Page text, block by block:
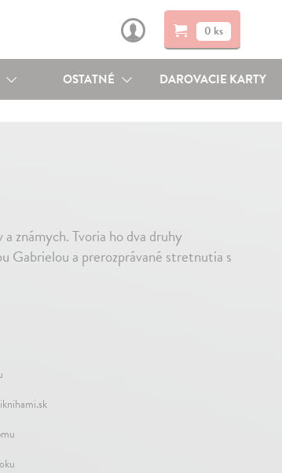
0 ks
OSTATNÉ DAROVACIE KARTY
známych. Tvoria ho dva druhy
Gabrielou a prerozprávané stretnutia s